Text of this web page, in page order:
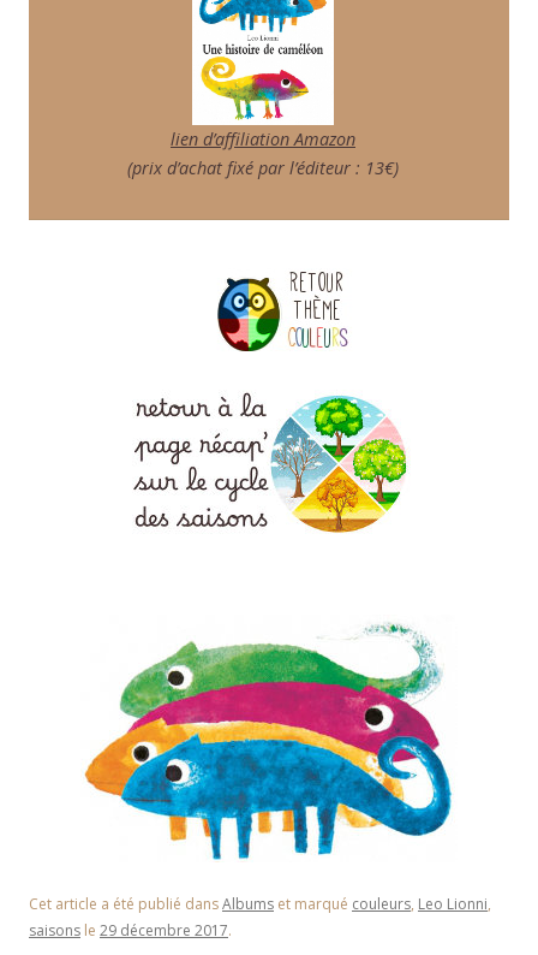
lien d’affiliation Amazon
(prix d’achat fixé par l’éditeur : 13€)
Cet article a été publié dansAlbums et marqué couleurs, Leo Lionni,
saisons le 29 décembre 2017.